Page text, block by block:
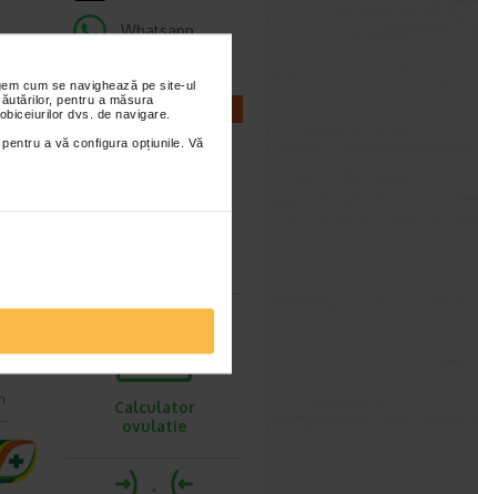
cum se navighează pe site-ul
pentru a măsura
dvs. de navigare.
a vă configura opțiunile. Vă
3
Whatsapp
CALCULATOARE
Calculator
ovulatie